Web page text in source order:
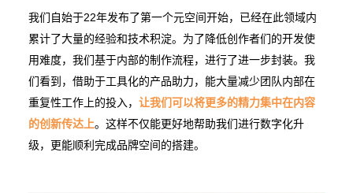
我们自始于22年发布了第一个元空间开始，已经在此领域内
累计了大量的经验和技术积淀。为了降低创作者们的开发使
用难度，我们基于内部的制作流程，进行了进一步封装。我
们看到，借助于工具化的产品助力，能大量减少团队内部在
重复性工作上的投入， 让我们可以将更多的精力集中在内容
的创新传达上。这样不仅能更好地帮助我们进行数字化升
级，更能顺利完成品牌空间的搭建。